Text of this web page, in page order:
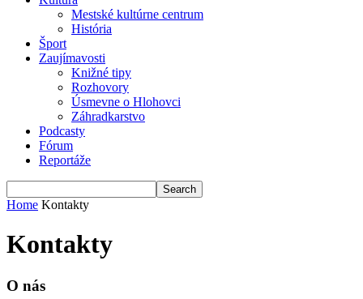
Mestské kultúrne centrum
História
Šport
Zaujímavosti
Knižné tipy
Rozhovory
Úsmevne o Hlohovci
Záhradkarstvo
Podcasty
Fórum
Reportáže
Home Kontakty
Kontakty
O nás